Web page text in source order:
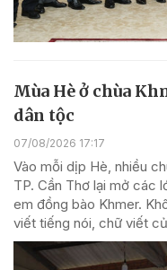
Mùa Hè ở chùa
dân tộc
07/08/2026 17:17
Vào mỗi dịp Hè, nhiều
TP. Cần Thơ lại mở các
em đồng bào Khmer.
viết tiếng nói, chữ viết